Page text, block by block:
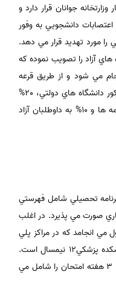
جوانان قرار دارد و
اعتصابات دانشجويي به وفور
مورد تهديد قرار مي دهد.
هاي آزاد را تصويب نموده كه
مي شود و از طريق قرعه
كشي45 % سهميه آن به مردودين در كنكور دانشگاه هاي دولتي، 20%
به دانشجويان خارجي، 15% به فوق ديپلمه ها و 10% به داوطلبان آزاد
تحصيلي شامل فهرستي
صورت مي پذيرد. در اغلب
8 نيمسال به طول مي انجامد كه در مراكز پلي
تكنيك و دندانپزشكي10 نيمسال و در دانشكده پزشكي12 نيمسال است.
هر نيمسال 13 هفته كامل آموزشي و 2 تا 3 هفته امتحان را شامل مي